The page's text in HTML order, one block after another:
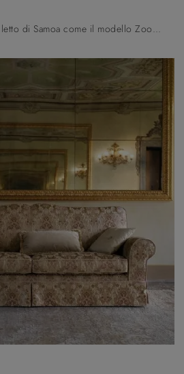
Con salotti e divani con letto di Samoa come il modello Zoom in tessuto, potrai completare il tuo concept d'arredo.